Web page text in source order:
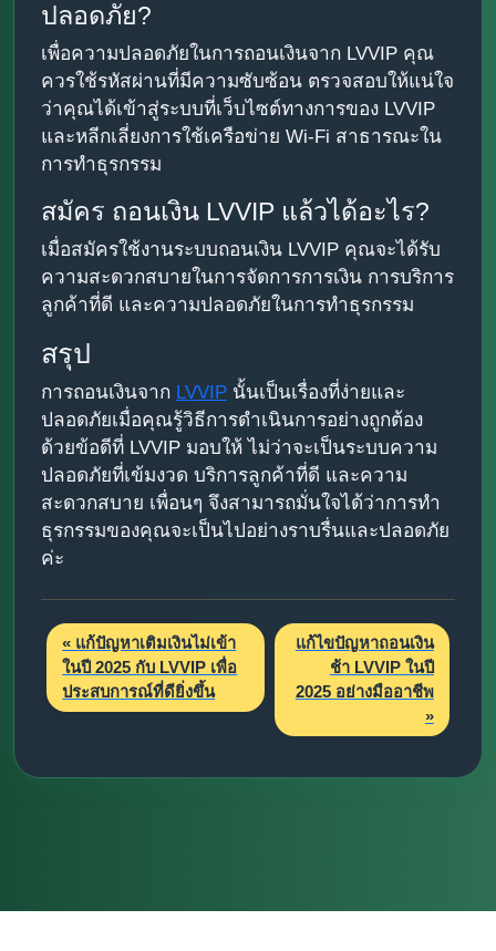
ปลอดภัย?
เพื่อความปลอดภัยในการถอนเงินจาก LVVIP คุณ
ควรใช้รหัสผ่านที่มีความซับซ้อน ตรวจสอบให้แน่ใจ
ว่าคุณได้เข้าสู่ระบบที่เว็บไซต์ทางการของ LVVIP
และหลีกเลี่ยงการใช้เครือข่าย Wi-Fi สาธารณะใน
การทำธุรกรรม
สมัคร ถอนเงิน LVVIP แล้วได้อะไร?
เมื่อสมัครใช้งานระบบถอนเงิน LVVIP คุณจะได้รับ
ความสะดวกสบายในการจัดการการเงิน การบริการ
ลูกค้าที่ดี และความปลอดภัยในการทำธุรกรรม
สรุป
การถอนเงินจาก LVVIP นั้นเป็นเรื่องที่ง่ายและ
ปลอดภัยเมื่อคุณรู้วิธีการดำเนินการอย่างถูกต้อง
ด้วยข้อดีที่ LVVIP มอบให้ ไม่ว่าจะเป็นระบบความ
ปลอดภัยที่เข้มงวด บริการลูกค้าที่ดี และความ
สะดวกสบาย เพื่อนๆ จึงสามารถมั่นใจได้ว่าการทำ
ธุรกรรมของคุณจะเป็นไปอย่างราบรื่นและปลอดภัย
ค่ะ
« แก้ปัญหาเติมเงินไม่เข้า
ในปี 2025 กับ LVVIP เพื่อ
ประสบการณ์ที่ดียิ่งขึ้น
แก้ไขปัญหาถอนเงิน
ช้า LVVIP ในปี
2025 อย่างมืออาชีพ
»